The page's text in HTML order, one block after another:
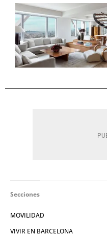
Secciones
MOVILIDAD
VIVIR EN BARCELONA